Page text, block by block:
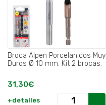
Broca Alpen Porcelanicos Muy
Duros Ø 10 mm. Kit 2 brocas.
31,30€
+detalles